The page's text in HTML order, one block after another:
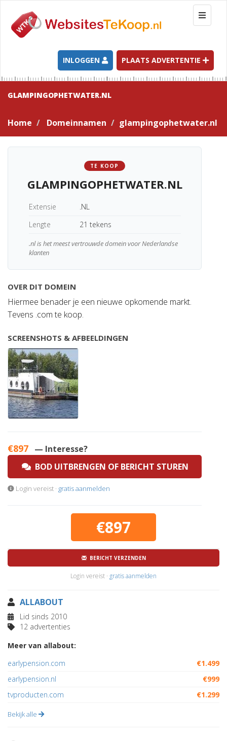
T
o
g
l
e
n
g
a
t
INLOGGEN PLAATS ADVERTENTIE
GLAMPINGOPHETWATER.NL
Home Domeinnamen glampingophetwater.nl
TE KOOP
GLAMPINGOPHETWATER.NL
Extensie
.NL
Lengte
21 tekens
.nl is het meest vertrouwde domein voor Nederlandse
klanten
OVER DIT DOMEIN
Hiermee benader je een nieuwe opkomende markt.
Tevens .com te koop.
SCREENSHOTS & AFBEELDINGEN
€897 — Interesse?
BOD UITBRENGEN OF BERICHT STUREN
Login vereist · gratis aanmelden
€897
BERICHT VERZENDEN
Login vereist · gratis aanmelden
ALLABOUT
Lid sinds 2010
12 advertenties
Meer van allabout:
earlypension.com
€1.499
earlypension.nl
€999
tvproducten.com
€1.299
Bekijk alle